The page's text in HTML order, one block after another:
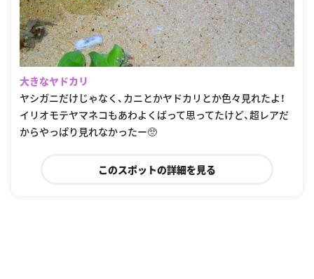
大きなヤドカリ
ヤシガニだけじゃなく、カニとかヤドカリとか色々見れたよ！
イリオモテヤマネコもあわよくばって思ってたけど、超レアだ
からやっぱり見れなかったー🥺
このスポットの詳細を見る